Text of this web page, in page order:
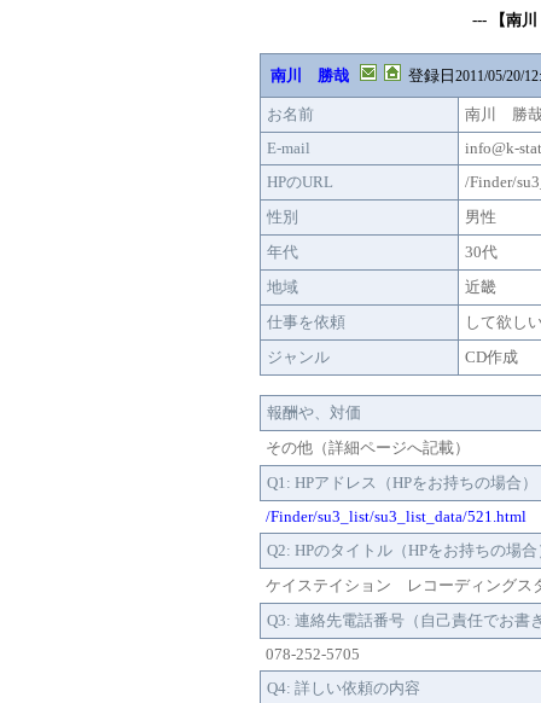
--- 【南
南川 勝哉 登録日2011/05/20/
お名前
南川 勝
E-mail
info@k-
HPのURL
/Finder/
性別
男性
年代
30代
地域
近畿
仕事を依頼
して欲し
ジャンル
CD作成
報酬や、対価
その他（詳細ページへ記載）
Q1: HPアドレス（HPをお持ちの場合）
/Finder/su3_list/su3_list_data/521.html
Q2: HPのタイトル（HPをお持ちの場合
ケイステイション レコーディングス
Q3: 連絡先電話番号（自己責任でお書
078-252-5705
Q4: 詳しい依頼の内容